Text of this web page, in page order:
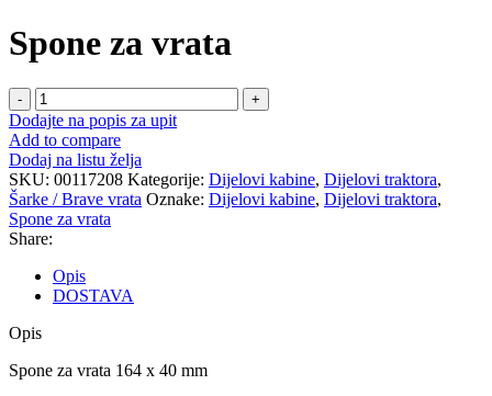
Spone za vrata
Spone
za
vrata
količina
Dodajte na popis za upit
Add to compare
Dodaj na listu želja
SKU: 00117208 Kategorije: Dijelovi kabine, Dijelovi traktora,
Šarke / Brave vrata Oznake: Dijelovi kabine, Dijelovi traktora,
Spone za vrata
Share:
Opis
DOSTAVA
Opis
Spone za vrata 164 x 40 mm